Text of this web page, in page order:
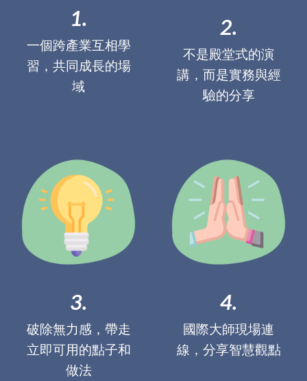
1.
一個跨產業互相學
習，共同成長的場
域
2.
不是殿堂式的演
講，而是實務與經
驗的分享
3.
破除無力感，帶走
立即可用的點子和
做法
4.
國際大師現場連
線，分享智慧觀點